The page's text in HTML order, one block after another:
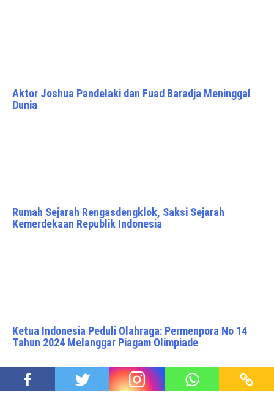
Aktor Joshua Pandelaki dan Fuad Baradja Meninggal
Dunia
Rumah Sejarah Rengasdengklok, Saksi Sejarah
Kemerdekaan Republik Indonesia
Ketua Indonesia Peduli Olahraga: Permenpora No 14
Tahun 2024 Melanggar Piagam Olimpiade